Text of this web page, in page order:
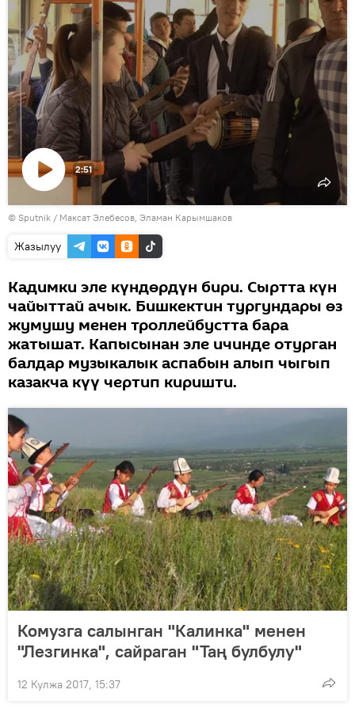
Видеону
көрсөтүү
2:51
© Sputnik / Максат Элебесов, Эламан Карымшаков
Жазылуу
Кадимки эле күндөрдүн бири. Сыртта күн
чайыттай ачык. Бишкектин тургундары өз
жумушу менен троллейбустта бара
жатышат. Капысынан эле ичинде отурган
балдар музыкалык аспабын алып чыгып
казакча күү чертип киришти.
Комузга салынган "Калинка" менен
"Лезгинка", сайраган "Таң булбулу"
12 Кулжа 2017, 15:37